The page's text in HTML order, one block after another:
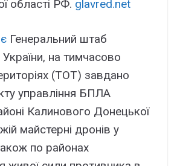
області РФ. glavred.net
Генеральний штаб
на тимчасово
(ТОТ) завдано
управління БПЛА
Калинового Донецької
майстерні дронів у
по районах